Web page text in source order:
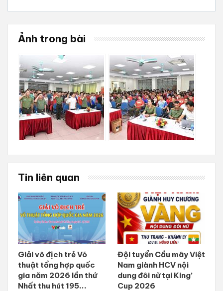
Ảnh trong bài
Tin liên quan
Giải vô địch trẻ Võ
thuật tổng hợp quốc
gia năm 2026 lần thứ
Nhất thu hút 195...
Đội tuyển Cầu mây Việt
Nam giành HCV nội
dung đôi nữ tại King’
Cup 2026